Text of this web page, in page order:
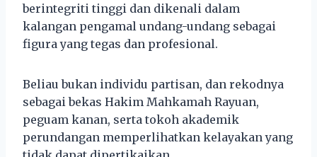
berintegriti tinggi dan dikenali dalam
kalangan pengamal undang-undang sebagai
figura yang tegas dan profesional.
Beliau bukan individu partisan, dan rekodnya
sebagai bekas Hakim Mahkamah Rayuan,
peguam kanan, serta tokoh akademik
perundangan memperlihatkan kelayakan yang